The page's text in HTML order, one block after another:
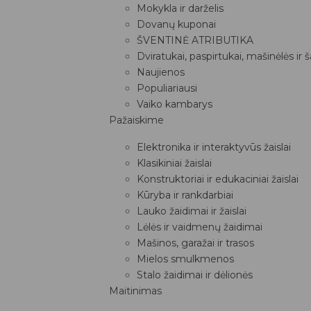
Mokykla ir darželis
Dovanų kuponai
ŠVENTINĖ ATRIBUTIKA
Dviratukai, paspirtukai, mašinėlės ir
Naujienos
Populiariausi
Vaiko kambarys
Pažaiskime
Elektronika ir interaktyvūs žaislai
Klasikiniai žaislai
Konstruktoriai ir edukaciniai žaislai
Kūryba ir rankdarbiai
Lauko žaidimai ir žaislai
Lėlės ir vaidmenų žaidimai
Mašinos, garažai ir trasos
Mielos smulkmenos
Stalo žaidimai ir dėlionės
Maitinimas